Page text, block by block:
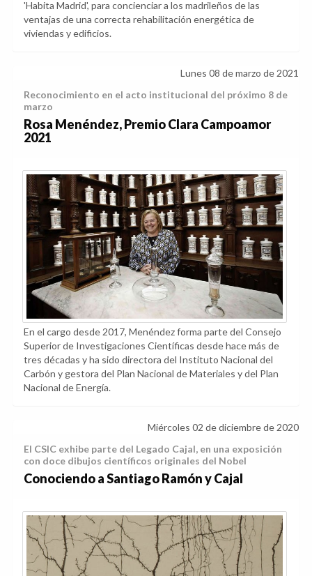
viviendas y edificios.
Reconocimiento en el acto institucional del próximo 8 de
Rosa Menéndez, Premio Clara Campoamor
2021
En el cargo desde 2017, Menéndez forma parte del Consejo
Superior de Investigaciones Científicas desde hace más de
tres décadas y ha sido directora del Instituto Nacional del
Carbón y gestora del Plan Nacional de Materiales y del Plan
Nacional de Energía.
El CSIC exhibe parte del Legado Cajal, en una exposición
con doce dibujos científicos originales del Nobel
Conociendo a Santiago Ramón y Cajal